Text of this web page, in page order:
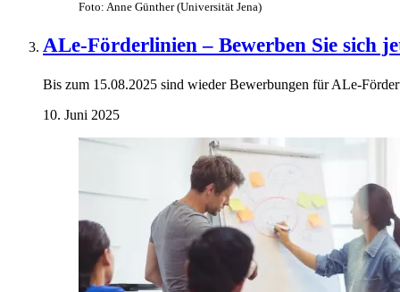
Foto: Anne Günther (Universität Jena)
ALe-Förderlinien – Bewerben Sie sich
Bis zum 15.08.2025 sind wieder Bewerbungen für ALe-
10. Juni 2025